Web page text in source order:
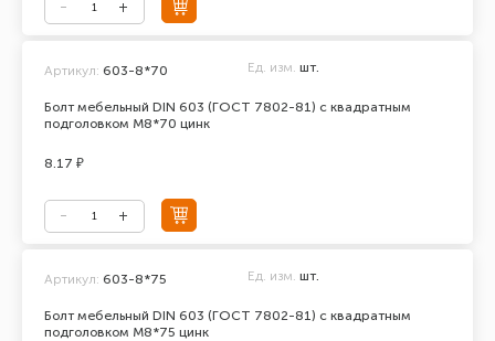
Болт мебельный DIN 603 (ГОСТ 7802-81) с квадратным
подголовком М8*70 цинк
Артикул: 603-8*70 Ед. изм. шт.
8.17 ₽
Болт мебельный DIN 603 (ГОСТ 7802-81) с квадратным
подголовком М8*75 цинк
Артикул: 603-8*75 Ед. изм. шт.